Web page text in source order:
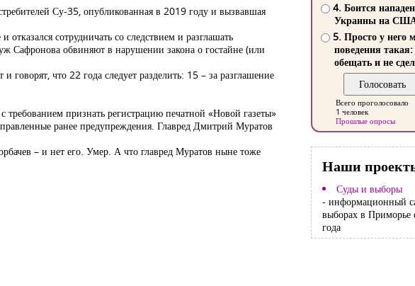
Су-35, опубликованная в 2019 году и вызвавшая
сотрудничать со следствием и разглашать
Сафронова обвиняют в нарушении закона о гостайне (или
что 22 года следует разделить: 15 – за разглашение
признать регистрацию печатной «Новой газеты»
ранее предупреждения. Главред Дмитрий Муратов
– и нет его. Умер. А что главред Муратов ныне тоже
4. Боится
Украины на
5. Просто у него
поведения такая:
обещать и не
Всего проголосовало
1 человек
Прошлые опросы
Наши
Суды и выборы
- информационный
выборах в Приморье
года